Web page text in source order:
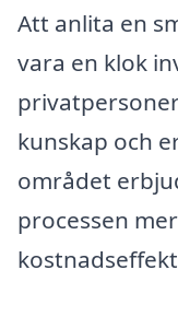
Att anlita en
vara en klok
kunskap och
området
processen